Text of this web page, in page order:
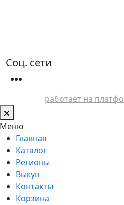
Соц. сети
работает на
Меню
Главная
Каталог
Регионы
Выкуп
Контакты
Корзина